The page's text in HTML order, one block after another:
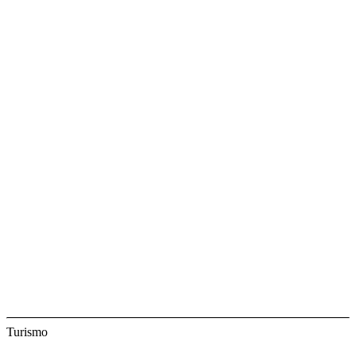
Turismo